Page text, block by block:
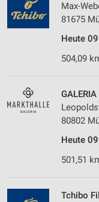
Max-
81675
Heute
504,09
80802
Heute
501,51
Tchibo